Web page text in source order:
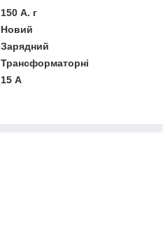
150 А. г
Новий
Зарядний
Трансформаторні
15 А